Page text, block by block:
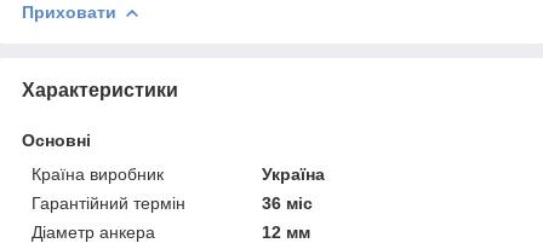
Приховати
Характеристики
Основні
Країна виробник
Україна
Гарантійний термін
36 міс
Діаметр анкера
12 мм